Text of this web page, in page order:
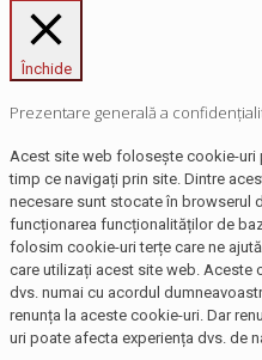
Închide
Prezentare generală a
Acest site web folosește cookie-uri
timp ce navigați prin site. Dintre
necesare sunt stocate în browserul
funcționarea funcționalităților de
folosim cookie-uri terțe care ne
care utilizați acest site web. Aceste
dvs. numai cu acordul
renunța la aceste cookie-uri. Dar
uri poate afecta experiența dvs. de